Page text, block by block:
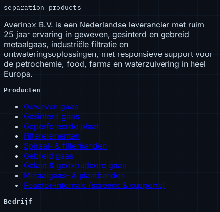
separation products
Averinox B.V. is een Nederlandse leverancier met ruim
25 jaar ervaring in geweven, gesinterd en gebreid
metaalgaas, industriële filtratie en
ontwateringsoplossingen, met responsieve support voor
de petrochemie, food, farma en waterzuivering in heel
Europa.
Producten
Geweven gaas
Gesinterd gaas
Geperforeerde plaat
Filterelementen
Spiraal- & filterbanden
Gebreid gaas
Gelast & geëxtrudeerd gaas
Metaalgaas- & plaatbanden
Reactor-internals (screens & supports)
Bedrijf